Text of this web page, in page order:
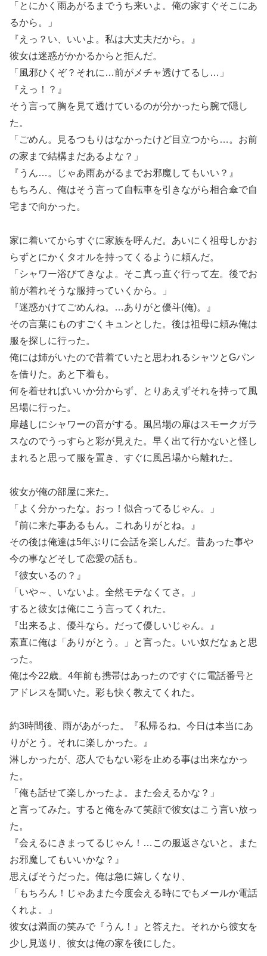
「とにかく雨あがるまでうち来いよ。俺の家すぐそこにあ
るから。」
『えっ？い、いいよ。私は大丈夫だから。』
彼女は迷惑がかかるからと拒んだ。
「風邪ひくぞ？それに…前がメチャ透けてるし…」
『えっ！？』
そう言って胸を見て透けているのが分かったら腕で隠し
た。
「ごめん。見るつもりはなかったけど目立つから…。お前
の家まで結構まだあるよな？」
『うん…。じゃあ雨あがるまでお邪魔してもいい？』
もちろん、俺はそう言って自転車を引きながら相合傘で自
宅まで向かった。
家に着いてからすぐに家族を呼んだ。あいにく祖母しかお
らずとにかくタオルを持ってくるように頼んだ。
「シャワー浴びてきなよ。そこ真っ直ぐ行って左。後でお
前が着れそうな服持っていくから。」
『迷惑かけてごめんね。…ありがと優斗(俺)。』
その言葉にものすごくキュンとした。後は祖母に頼み俺は
服を探しに行った。
俺には姉がいたので昔着ていたと思われるシャツとGパン
を借りた。あと下着も。
何を着せればいいか分からず、とりあえずそれを持って風
呂場に行った。
扉越しにシャワーの音がする。風呂場の扉はスモークガラ
スなのでうっすらと彩が見えた。早く出て行かないと怪し
まれると思って服を置き、すぐに風呂場から離れた。
彼女が俺の部屋に来た。
「よく分かったな。おっ！似合ってるじゃん。」
『前に来た事あるもん。これありがとね。』
その後は俺達は5年ぶりに会話を楽しんだ。昔あった事や
今の事などそして恋愛の話も。
『彼女いるの？』
「いや～、いないよ。全然モテなくてさ。」
すると彼女は俺にこう言ってくれた。
『出来るよ、優斗なら。だって優しいじゃん。』
素直に俺は「ありがとう。」と言った。いい奴だなぁと思
った。
俺は今22歳。4年前も携帯はあったのですぐに電話番号と
アドレスを聞いた。彩も快く教えてくれた。
約3時間後、雨があがった。『私帰るね。今日は本当にあ
りがとう。それに楽しかった。』
淋しかったが、恋人でもない彩を止める事は出来なかっ
た。
「俺も話せて楽しかったよ。また会えるかな？」
と言ってみた。すると俺をみて笑顔で彼女はこう言い放っ
た。
『会えるにきまってるじゃん！…この服返さないと。また
お邪魔してもいいかな？』
思えばそうだった。俺は急に嬉しくなり、
「もちろん！じゃあまた今度会える時にでもメールか電話
くれよ。」
彼女は満面の笑みで『うん！』と答えた。それから彼女を
少し見送り、彼女は俺の家を後にした。